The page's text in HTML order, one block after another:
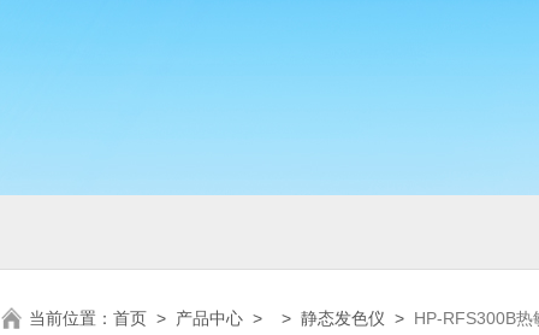
当前位置： 首页 > 产品中心 > > 静态发色仪 > HP-RFS300B